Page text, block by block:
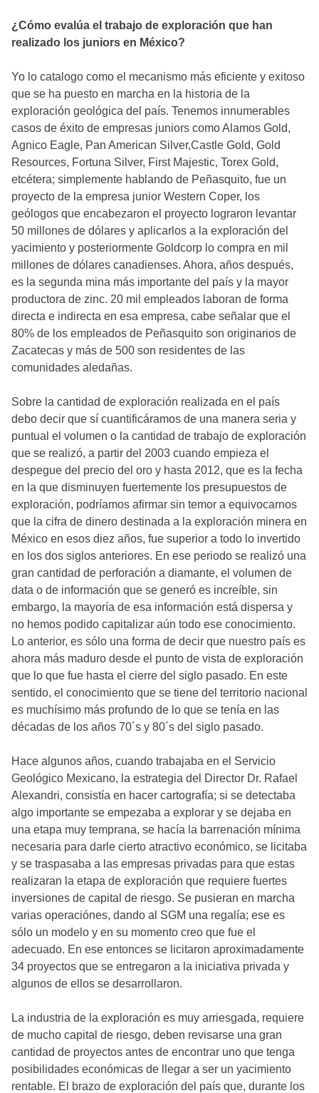
¿Cómo evalúa el trabajo de exploración que han
realizado los juniors en México?
Yo lo catalogo como el mecanismo más eficiente y exitoso
que se ha puesto en marcha en la historia de la
exploración geológica del país. Tenemos innumerables
casos de éxito de empresas juniors como Alamos Gold,
Agnico Eagle, Pan American Silver,Castle Gold, Gold
Resources, Fortuna Silver, First Majestic, Torex Gold,
etcétera; simplemente hablando de Peñasquito, fue un
proyecto de la empresa junior Western Coper, los
geólogos que encabezaron el proyecto lograron levantar
50 millones de dólares y aplicarlos a la exploración del
yacimiento y posteriormente Goldcorp lo compra en mil
millones de dólares canadienses. Ahora, años después,
es la segunda mina más importante del país y la mayor
productora de zinc. 20 mil empleados laboran de forma
directa e indirecta en esa empresa, cabe señalar que el
80% de los empleados de Peñasquito son originarios de
Zacatecas y más de 500 son residentes de las
comunidades aledañas.
Sobre la cantidad de exploración realizada en el país
debo decir que sí cuantificáramos de una manera seria y
puntual el volumen o la cantidad de trabajo de exploración
que se realizó, a partir del 2003 cuando empieza el
despegue del precio del oro y hasta 2012, que es la fecha
en la que disminuyen fuertemente los presupuestos de
exploración, podríamos afirmar sin temor a equivocarnos
que la cifra de dinero destinada a la exploración minera en
México en esos diez años, fue superior a todo lo invertido
en los dos siglos anteriores. En ese periodo se realizó una
gran cantidad de perforación a diamante, el volumen de
data o de información que se generó es increíble, sin
embargo, la mayoría de esa información está dispersa y
no hemos podido capitalizar aún todo ese conocimiento.
Lo anterior, es sólo una forma de decir que nuestro país es
ahora más maduro desde el punto de vista de exploración
que lo que fue hasta el cierre del siglo pasado. En este
sentido, el conocimiento que se tiene del territorio nacional
es muchísimo más profundo de lo que se tenía en las
décadas de los años 70´s y 80´s del siglo pasado.
Hace algunos años, cuando trabajaba en el Servicio
Geológico Mexicano, la estrategia del Director Dr. Rafael
Alexandri, consistía en hacer cartografía; si se detectaba
algo importante se empezaba a explorar y se dejaba en
una etapa muy temprana, se hacía la barrenación mínima
necesaria para darle cierto atractivo económico, se licitaba
y se traspasaba a las empresas privadas para que estas
realizaran la etapa de exploración que requiere fuertes
inversiones de capital de riesgo. Se pusieran en marcha
varias operaciónes, dando al SGM una regalía; ese es
sólo un modelo y en su momento creo que fue el
adecuado. En ese entonces se licitaron aproximadamente
34 proyectos que se entregaron a la iniciativa privada y
algunos de ellos se desarrollaron.
La industria de la exploración es muy arriesgada, requiere
de mucho capital de riesgo, deben revisarse una gran
cantidad de proyectos antes de encontrar uno que tenga
posibilidades económicas de llegar a ser un yacimiento
rentable. El brazo de exploración del país que, durante los